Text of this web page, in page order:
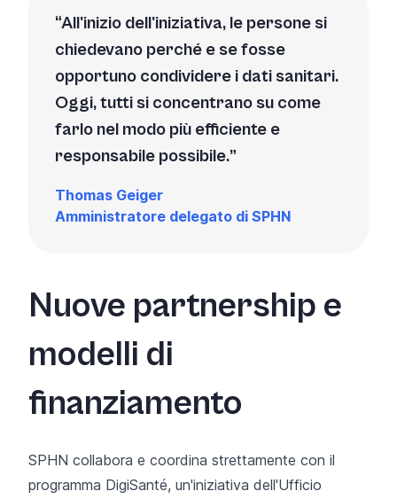
All'inizio dell'iniziativa, le persone si
chiedevano perché e se fosse
opportuno condividere i dati sanitari.
Oggi, tutti si concentrano su come
farlo nel modo più efficiente e
responsabile possibile.
Thomas Geiger
Amministratore delegato di SPHN
Nuove partnership e
modelli di
finanziamento
SPHN collabora e coordina strettamente con il
programma DigiSanté, un'iniziativa dell'Ufficio